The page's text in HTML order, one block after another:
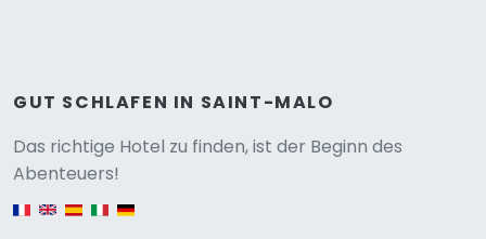
GUT SCHLAFEN IN SAINT-MALO
Das richtige Hotel zu finden, ist der Beginn des
Abenteuers!
English version